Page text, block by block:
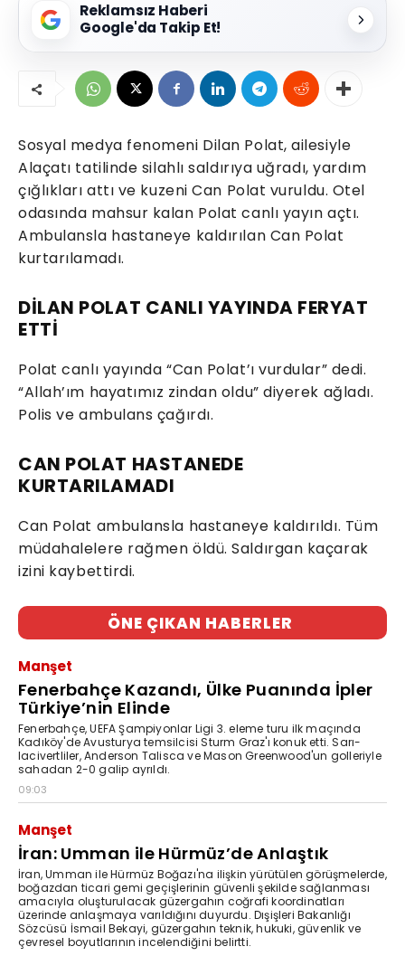
Reklamsız Haberi
Google'da Takip Et!
Sosyal medya fenomeni Dilan Polat, ailesiyle
Alaçatı tatilinde silahlı saldırıya uğradı, yardım
çığlıkları attı ve kuzeni Can Polat vuruldu. Otel
odasında mahsur kalan Polat canlı yayın açtı.
Ambulansla hastaneye kaldırılan Can Polat
kurtarılamadı.
DİLAN POLAT CANLI YAYINDA FERYAT
ETTİ
Polat canlı yayında “Can Polat’ı vurdular” dedi.
“Allah’ım hayatımız zindan oldu” diyerek ağladı.
Polis ve ambulans çağırdı.
CAN POLAT HASTANEDE
KURTARILAMADI
Can Polat ambulansla hastaneye kaldırıldı. Tüm
müdahalelere rağmen öldü. Saldırgan kaçarak
izini kaybettirdi.
ÖNE ÇIKAN HABERLER
Manşet
Fenerbahçe Kazandı, Ülke Puanında İpler
Türkiye’nin Elinde
Fenerbahçe, UEFA Şampiyonlar Ligi 3. eleme turu ilk maçında
Kadıköy'de Avusturya temsilcisi Sturm Graz'ı konuk etti. Sarı-
lacivertliler, Anderson Talisca ve Mason Greenwood'un golleriyle
sahadan 2-0 galip ayrıldı.
09:03
Manşet
İran: Umman ile Hürmüz’de Anlaştık
İran, Umman ile Hürmüz Boğazı'na ilişkin yürütülen görüşmelerde,
boğazdan ticari gemi geçişlerinin güvenli şekilde sağlanması
amacıyla oluşturulacak güzergahın coğrafi koordinatları
üzerinde anlaşmaya varıldığını duyurdu. Dışişleri Bakanlığı
Sözcüsü İsmail Bekayi, güzergahın teknik, hukuki, güvenlik ve
çevresel boyutlarının incelendiğini belirtti.